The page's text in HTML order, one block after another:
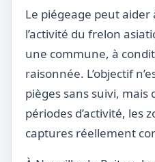
Le piégeage peut
l’activité du frelon
une commune, à
raisonnée. L’objectif
pièges sans suivi, mais
périodes d’activité, les
captures réellement